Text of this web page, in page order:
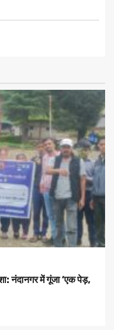
नंदानगर में गूंजा ‘एक पेड़,